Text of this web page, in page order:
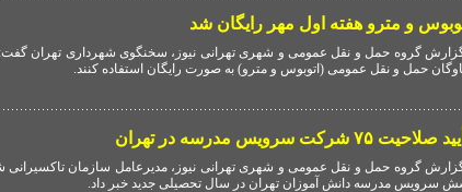
و مترو هفته اول مهر رایگان شد
گروه حمل و نقل عمومی و شهری تهرانی نیوز، سخنگوی شهرداری تهران گفت:
ناوگان حمل‌ و نقل عمومی (اتوبوس و مترو) به‌ صورت رایگان استفاده کنند.
صلاحیت ۷۵ شرکت سرویس مدرسه در تهران
سرویس مدرسه دانش آموزان تهران در سال تحصیلی جدید خبر داد.